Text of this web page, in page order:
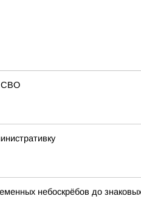
СВО
небоскрёбов до